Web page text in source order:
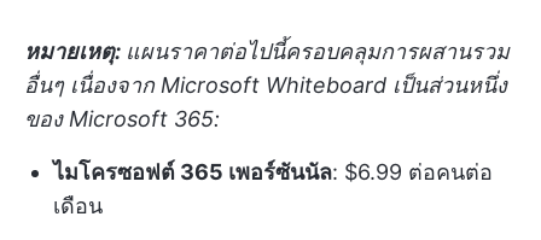
หมายเหตุ: แผนราคาต่อไปนี้ครอบคลุมการผสานรวม
อื่นๆ เนื่องจาก Microsoft Whiteboard เป็นส่วนหนึ่ง
ของ Microsoft 365:
ไมโครซอฟต์ 365 เพอร์ซันนัล: $6.99 ต่อคนต่อ
เดือน